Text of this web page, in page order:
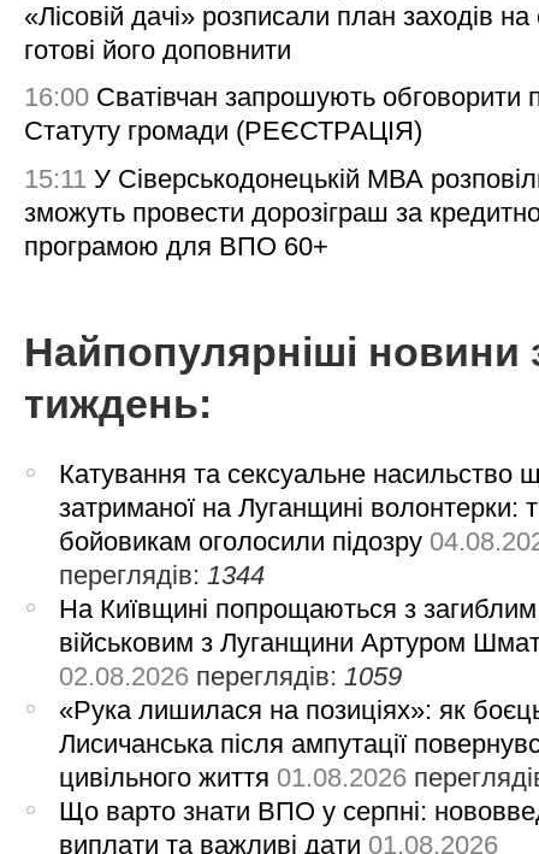
«Лісовій дачі» розписали план заходів на
готові його доповнити
16:00 Сватівчан запрошують обговорити
Статуту громади (РЕЄСТРАЦІЯ)
15:11 У Сіверськодонецькій МВА
зможуть провести дорозіграш за
програмою для ВПО 60+
Найпопулярніші новини
тиждень:
Катування та сексуальне насильство
затриманої на Луганщині волонтерки:
бойовикам оголосили підозру
переглядів: 1344
На Київщині попрощаються з загиблим
військовим з Луганщини Артуром
02.08.2026 переглядів: 1059
«Рука лишилася на позиціях»: як
Лисичанська після ампутації
цивільного життя 01.08.2026
Що варто знати ВПО у серпні:
виплати та важливі дати 01.08.2026